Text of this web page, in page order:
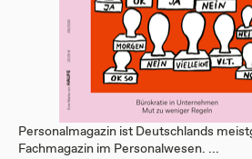
Personalmagazin ist Deutschlands
Fachmagazin im Personalwesen. ...